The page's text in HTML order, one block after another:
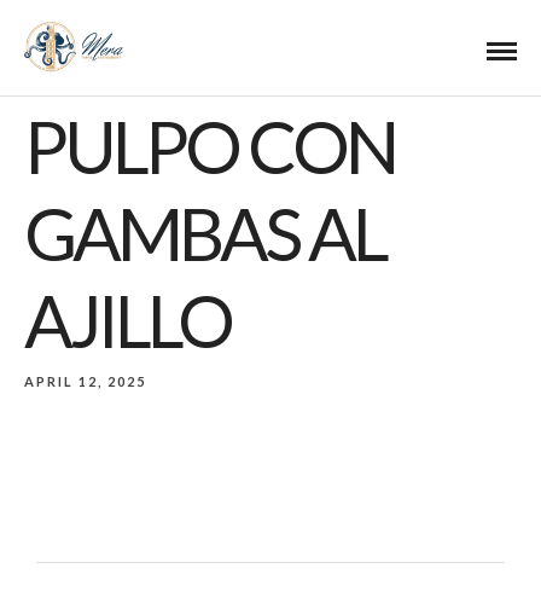
PULPO CON
GAMBAS AL
AJILLO
APRIL 12, 2025